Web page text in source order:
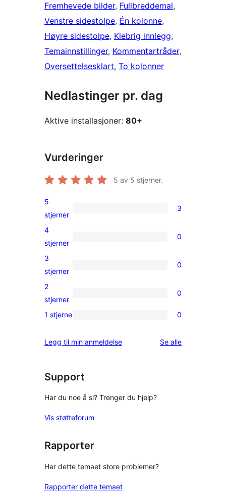
Fremhevede bilder, Fullbreddemal
Venstre sidestolpe, Én kolonne
Høyre sidestolpe, Klebrig innlegg
Temainnstillinger, Kommentartråder
Oversettelsesklart, To kolonner
Nedlastinger pr. dag
Aktive installasjoner: 80+
Vurderinger
5 av 5 stjerner.
3
5-
star
5
stjerner
3
0
4-
star
4
stjerner
0
0
3-
star
3
stjerner
0
0
2-
reviews
2
stjerner
0
0
star
1 stjerne 0
Legg til min anmeldelse Se alleomtalene
Support
Har du noe å si? Trenger du hjelp?
Vis støtteforum
Rapporter
Har dette temaet store problemer?
Rapporter dette temaet